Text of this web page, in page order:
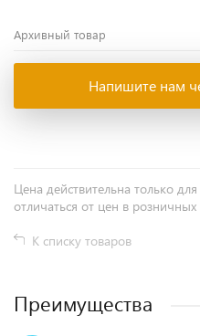
Архивный товар
Напишите нам
Цена действительна только
отличаться от цен в розничных
К списку товаров
Преимущества